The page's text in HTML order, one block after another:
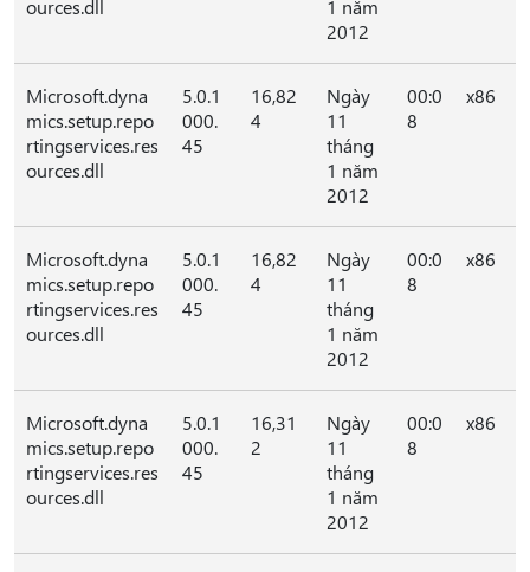
ources.dll
1 năm
2012
Microsoft.dyna
mics.setup.repo
rtingservices.res
ources.dll
5.0.1
000.
45
16,82
4
Ngày
11
tháng
1 năm
2012
00:0
8
x86
Microsoft.dyna
mics.setup.repo
rtingservices.res
ources.dll
5.0.1
000.
45
16,82
4
Ngày
11
tháng
1 năm
2012
00:0
8
x86
Microsoft.dyna
mics.setup.repo
rtingservices.res
ources.dll
5.0.1
000.
45
16,31
2
Ngày
11
tháng
1 năm
2012
00:0
8
x86